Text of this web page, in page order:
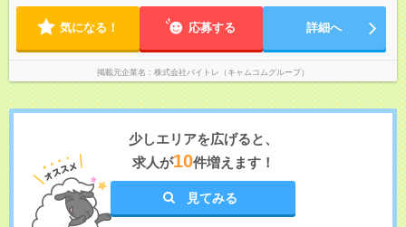
気になる！ 応募する 詳細へ
掲載元企業名 株式会社バイトレ（キャムコムグループ）
少しエリアを広げると、
求人が10件増えます！
見てみる